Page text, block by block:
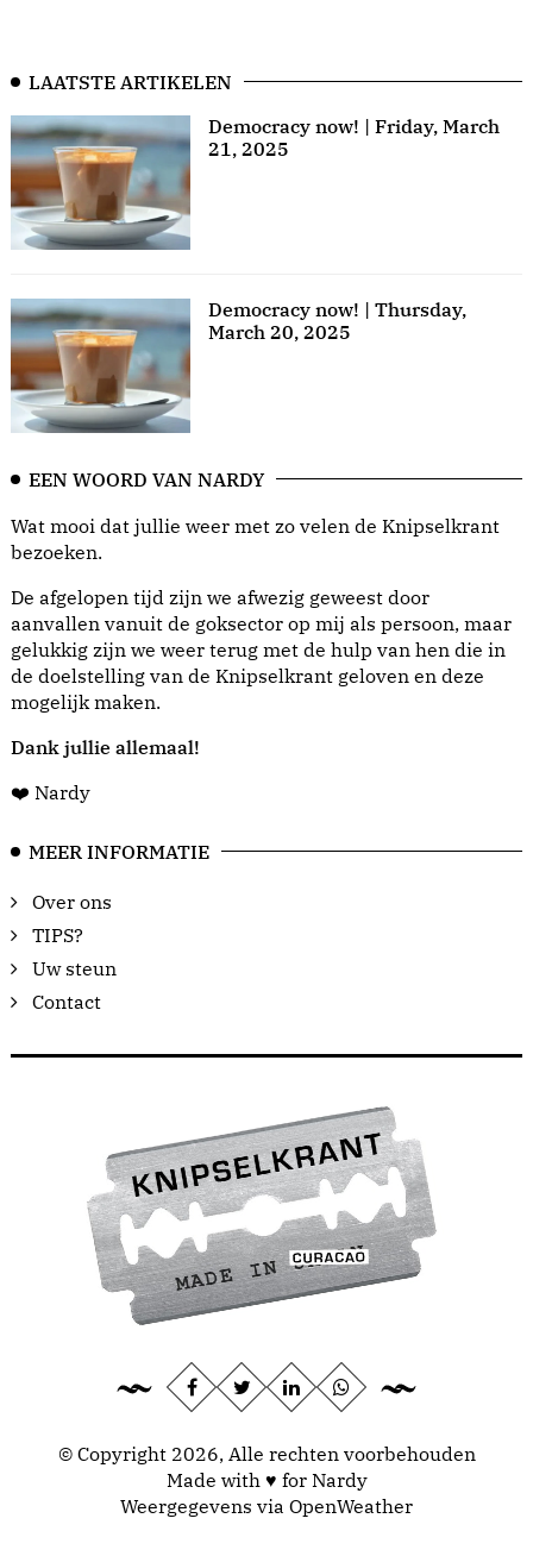
LAATSTE ARTIKELEN
Democracy now! | Friday, March
21, 2025
Democracy now! | Thursday,
March 20, 2025
EEN WOORD VAN NARDY
Wat mooi dat jullie weer met zo velen de Knipselkrant
bezoeken.
De afgelopen tijd zijn we afwezig geweest door
aanvallen vanuit de goksector op mij als persoon, maar
gelukkig zijn we weer terug met de hulp van hen die in
de doelstelling van de Knipselkrant geloven en deze
mogelijk maken.
Dank jullie allemaal!
❤️ Nardy
MEER INFORMATIE
Over ons
TIPS?
Uw steun
Contact
© Copyright 2026, Alle rechten voorbehouden
Made with ♥ for Nardy
Weergegevens via OpenWeather